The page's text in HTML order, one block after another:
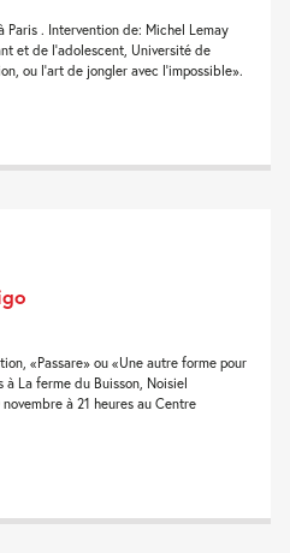
Paris . Intervention de: Michel Lemay
et de l'adolescent, Université de
ou l'art de jongler avec l'impossible».
«Passare» ou «Une autre forme pour
à La ferme du Buisson, Noisiel
à 21 heures au Centre